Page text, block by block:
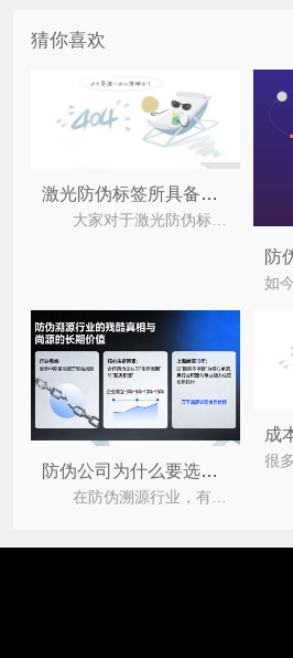
猜你喜欢
激光防伪标签所具备的技术要求你了解多少？
防伪公司为什么要选择上海尚源防伪？